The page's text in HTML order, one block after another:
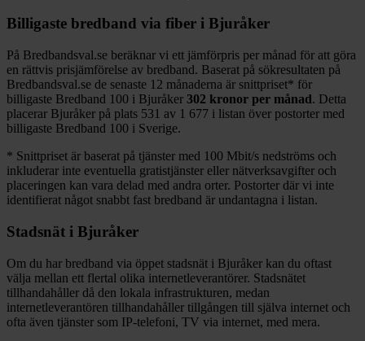
Billigaste bredband via fiber i Bjuråker
På Bredbandsval.se beräknar vi ett jämförpris per månad för att göra
en rättvis prisjämförelse av bredband. Baserat på sökresultaten på
Bredbandsval.se de senaste 12 månaderna är snittpriset* för
billigaste Bredband 100 i Bjuråker 302 kronor per månad. Detta
placerar Bjuråker på plats 531 av 1 677 i listan över postorter med
billigaste Bredband 100 i Sverige.
* Snittpriset är baserat på tjänster med 100 Mbit/s nedströms och
inkluderar inte eventuella gratistjänster eller nätverksavgifter och
placeringen kan vara delad med andra orter. Postorter där vi inte
identifierat något snabbt fast bredband är undantagna i listan.
Stadsnät i Bjuråker
Om du har bredband via öppet stadsnät i Bjuråker kan du oftast
välja mellan ett flertal olika internetleverantörer. Stadsnätet
tillhandahåller då den lokala infrastrukturen, medan
internetleverantören tillhandahåller tillgången till själva internet och
ofta även tjänster som IP-telefoni, TV via internet, med mera.